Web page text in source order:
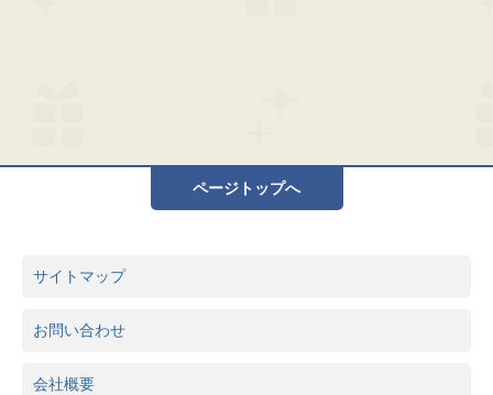
ページトップへ
サイトマップ
お問い合わせ
会社概要